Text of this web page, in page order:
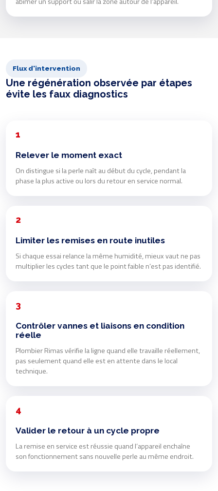
Flux d'intervention
Une régénération observée par étapes
évite les faux diagnostics
1
Relever le moment exact
On distingue si la perle naît au début du cycle, pendant la
phase la plus active ou lors du retour en service normal.
2
Limiter les remises en route inutiles
Si chaque essai relance la même humidité, mieux vaut ne pas
multiplier les cycles tant que le point faible n’est pas identifié.
3
Contrôler vannes et liaisons en condition
réelle
Plombier Rimas vérifie la ligne quand elle travaille réellement,
pas seulement quand elle est en attente dans le local
technique.
4
Valider le retour à un cycle propre
La remise en service est réussie quand l’appareil enchaîne
son fonctionnement sans nouvelle perle au même endroit.